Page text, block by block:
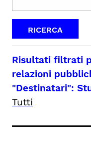
Risultati filtrati
relazioni
"Destinatari":
Tutti